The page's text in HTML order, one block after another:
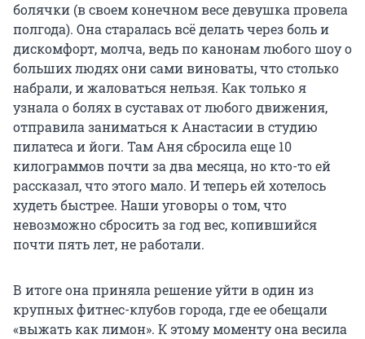
болячки (в своем конечном весе девушка провела
полгода). Она старалась всё делать через боль и
дискомфорт, молча, ведь по канонам любого шоу о
больших людях они сами виноваты, что столько
набрали, и жаловаться нельзя. Как только я
узнала о болях в суставах от любого движения,
отправила заниматься к Анастасии в студию
пилатеса и йоги. Там Аня сбросила еще 10
килограммов почти за два месяца, но кто-то ей
рассказал, что этого мало. И теперь ей хотелось
худеть быстрее. Наши уговоры о том, что
невозможно сбросить за год вес, копившийся
почти пять лет, не работали.
В итоге она приняла решение уйти в один из
крупных фитнес-клубов города, где ее обещали
«выжать как лимон». К этому моменту она весила